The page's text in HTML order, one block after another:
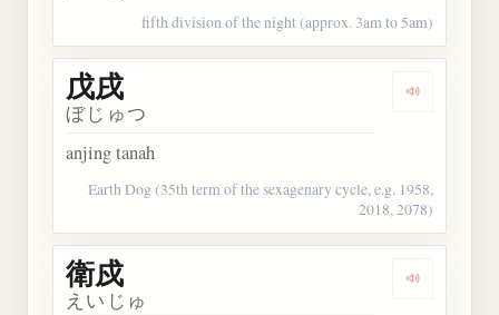
fifth division of the night (approx. 3am to 5am)
Dengarkan
戊戌
ぼじゅつ
anjing tanah
Earth Dog (35th term of the sexagenary cycle, e.g. 1958,
2018, 2078)
Dengarkan
衛戍
えいじゅ